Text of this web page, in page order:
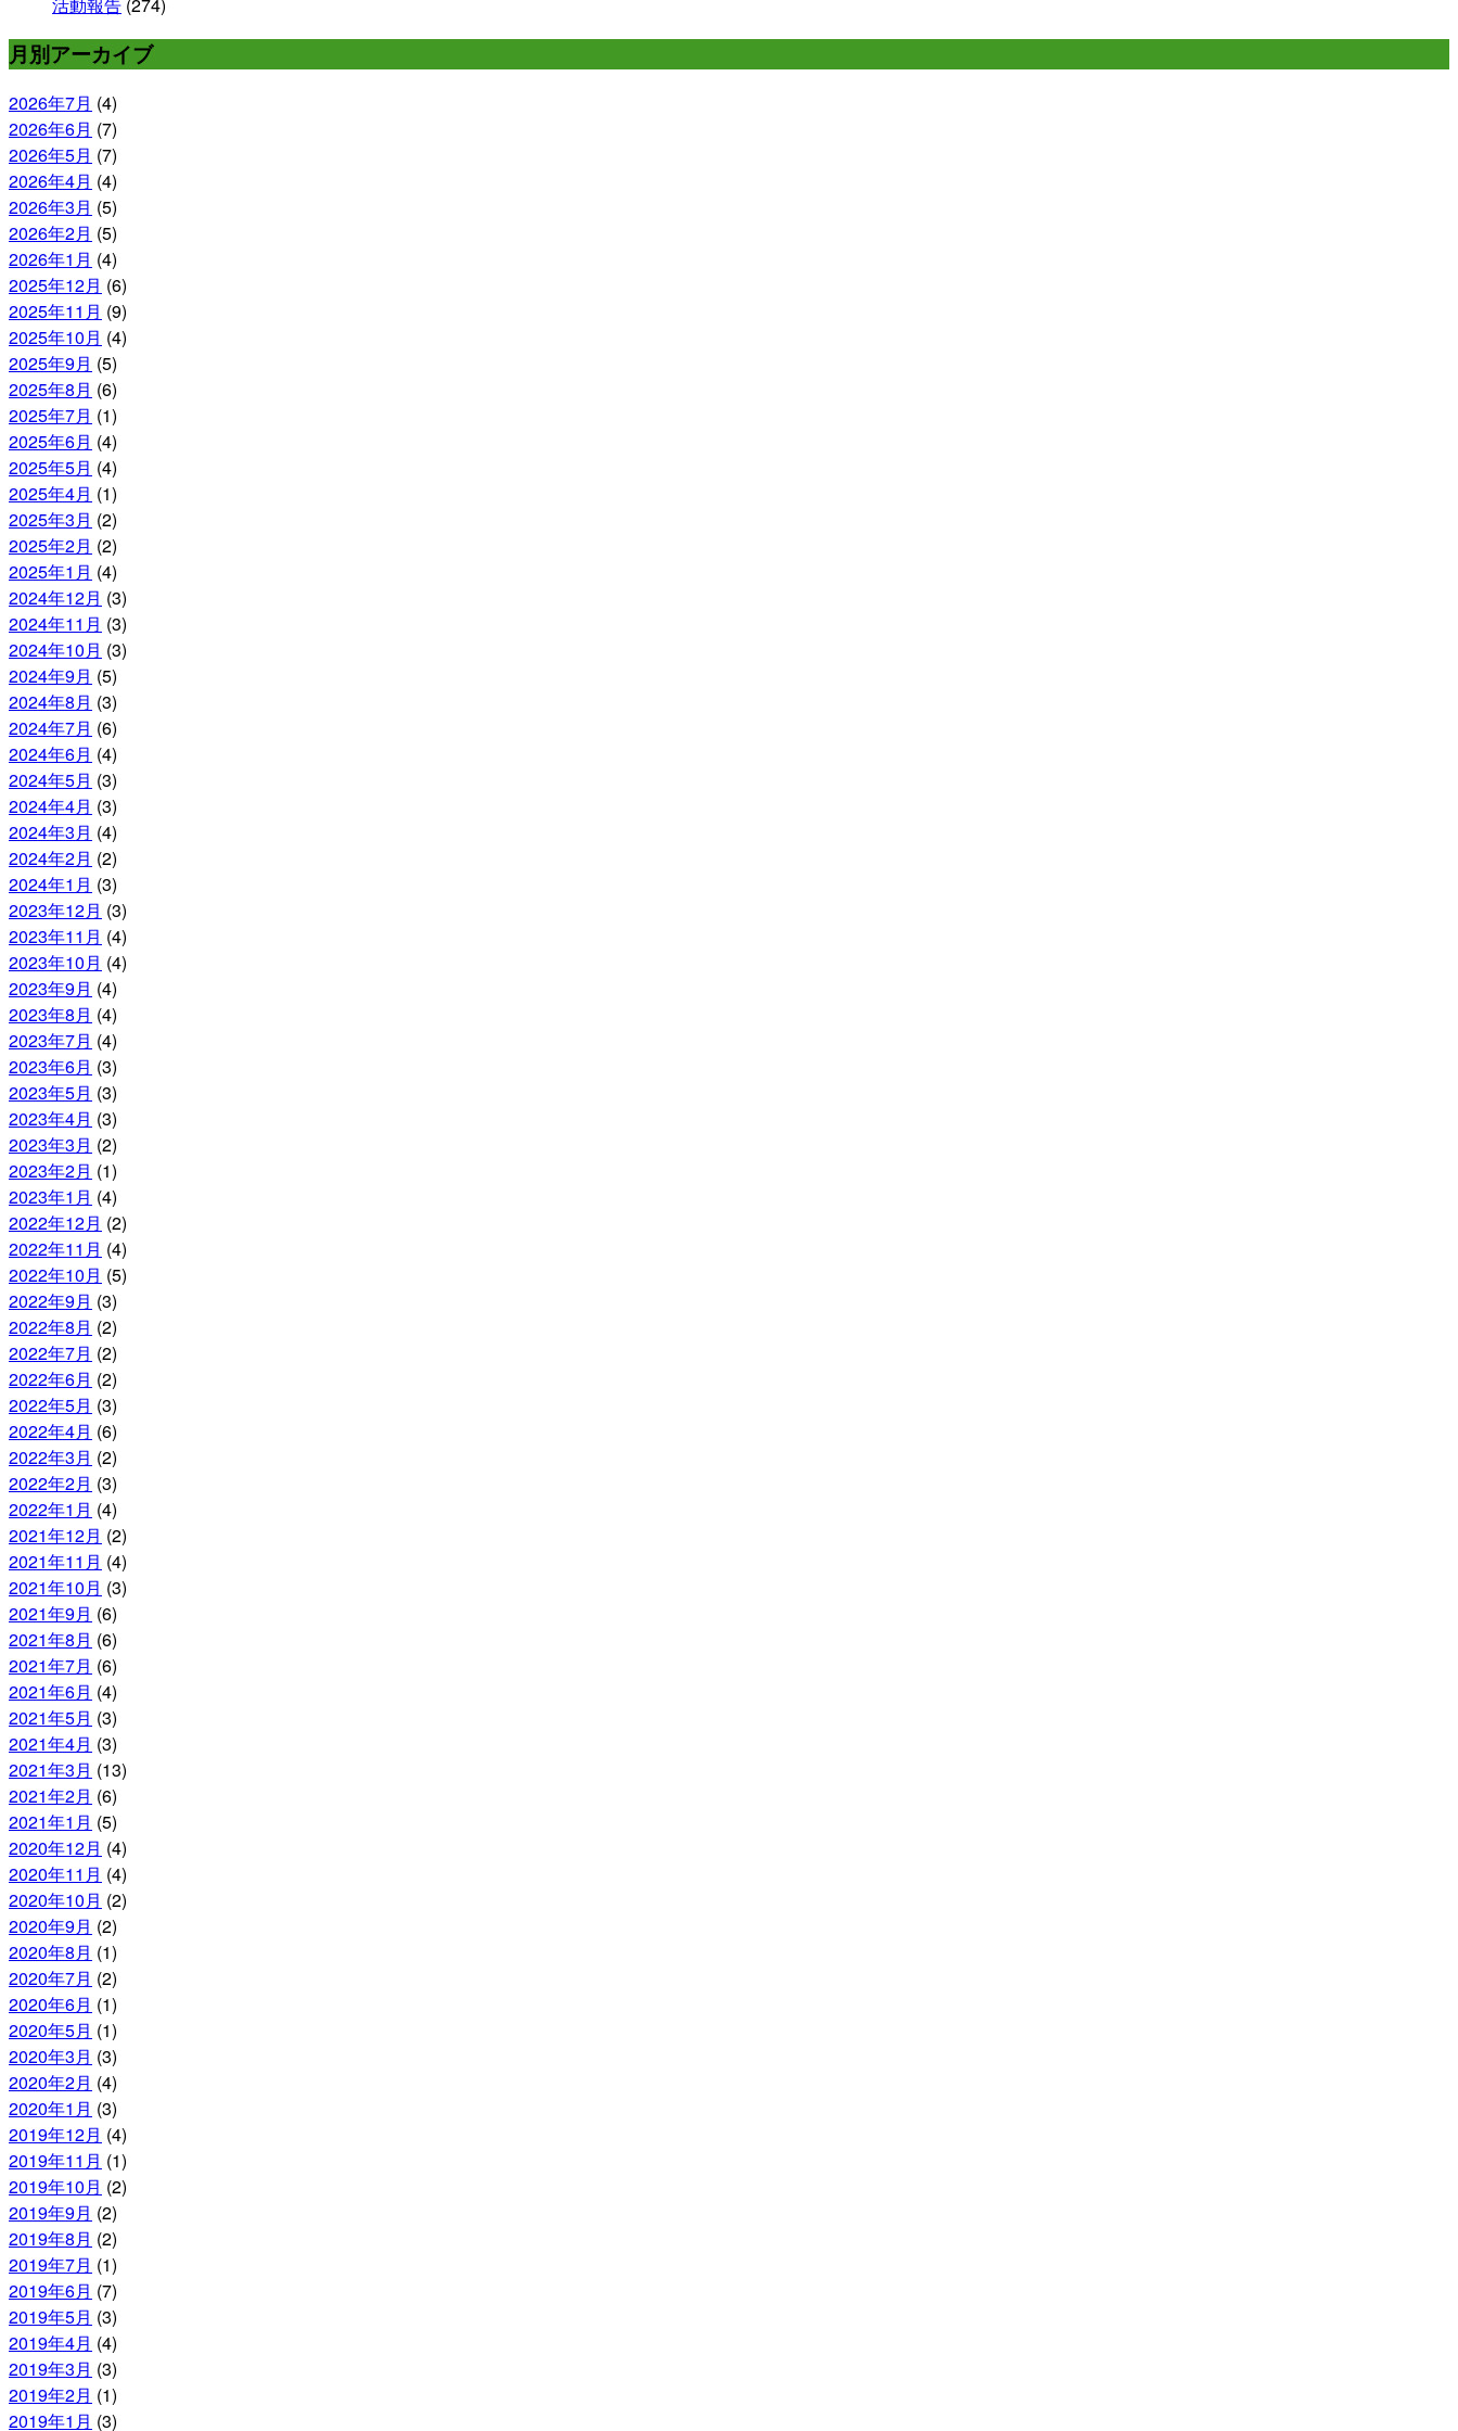
活動報告 (274)
月別アーカイブ
2026年7月 (4)
2026年6月 (7)
2026年5月 (7)
2026年4月 (4)
2026年3月 (5)
2026年2月 (5)
2026年1月 (4)
2025年12月 (6)
2025年11月 (9)
2025年10月 (4)
2025年9月 (5)
2025年8月 (6)
2025年7月 (1)
2025年6月 (4)
2025年5月 (4)
2025年4月 (1)
2025年3月 (2)
2025年2月 (2)
2025年1月 (4)
2024年12月 (3)
2024年11月 (3)
2024年10月 (3)
2024年9月 (5)
2024年8月 (3)
2024年7月 (6)
2024年6月 (4)
2024年5月 (3)
2024年4月 (3)
2024年3月 (4)
2024年2月 (2)
2024年1月 (3)
2023年12月 (3)
2023年11月 (4)
2023年10月 (4)
2023年9月 (4)
2023年8月 (4)
2023年7月 (4)
2023年6月 (3)
2023年5月 (3)
2023年4月 (3)
2023年3月 (2)
2023年2月 (1)
2023年1月 (4)
2022年12月 (2)
2022年11月 (4)
2022年10月 (5)
2022年9月 (3)
2022年8月 (2)
2022年7月 (2)
2022年6月 (2)
2022年5月 (3)
2022年4月 (6)
2022年3月 (2)
2022年2月 (3)
2022年1月 (4)
2021年12月 (2)
2021年11月 (4)
2021年10月 (3)
2021年9月 (6)
2021年8月 (6)
2021年7月 (6)
2021年6月 (4)
2021年5月 (3)
2021年4月 (3)
2021年3月 (13)
2021年2月 (6)
2021年1月 (5)
2020年12月 (4)
2020年11月 (4)
2020年10月 (2)
2020年9月 (2)
2020年8月 (1)
2020年7月 (2)
2020年6月 (1)
2020年5月 (1)
2020年3月 (3)
2020年2月 (4)
2020年1月 (3)
2019年12月 (4)
2019年11月 (1)
2019年10月 (2)
2019年9月 (2)
2019年8月 (2)
2019年7月 (1)
2019年6月 (7)
2019年5月 (3)
2019年4月 (4)
2019年3月 (3)
2019年2月 (1)
2019年1月 (3)